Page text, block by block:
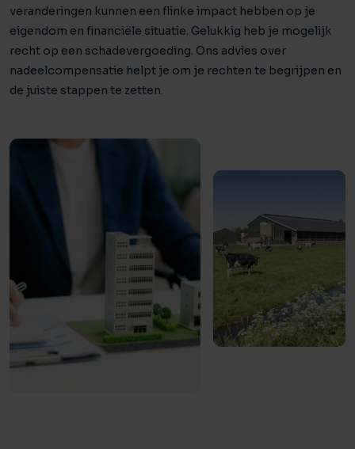
veranderingen kunnen een flinke impact hebben op je
eigendom en financiële situatie. Gelukkig heb je mogelijk
recht op een schadevergoeding. Ons advies over
nadeelcompensatie helpt je om je rechten te begrijpen en
de juiste stappen te zetten.